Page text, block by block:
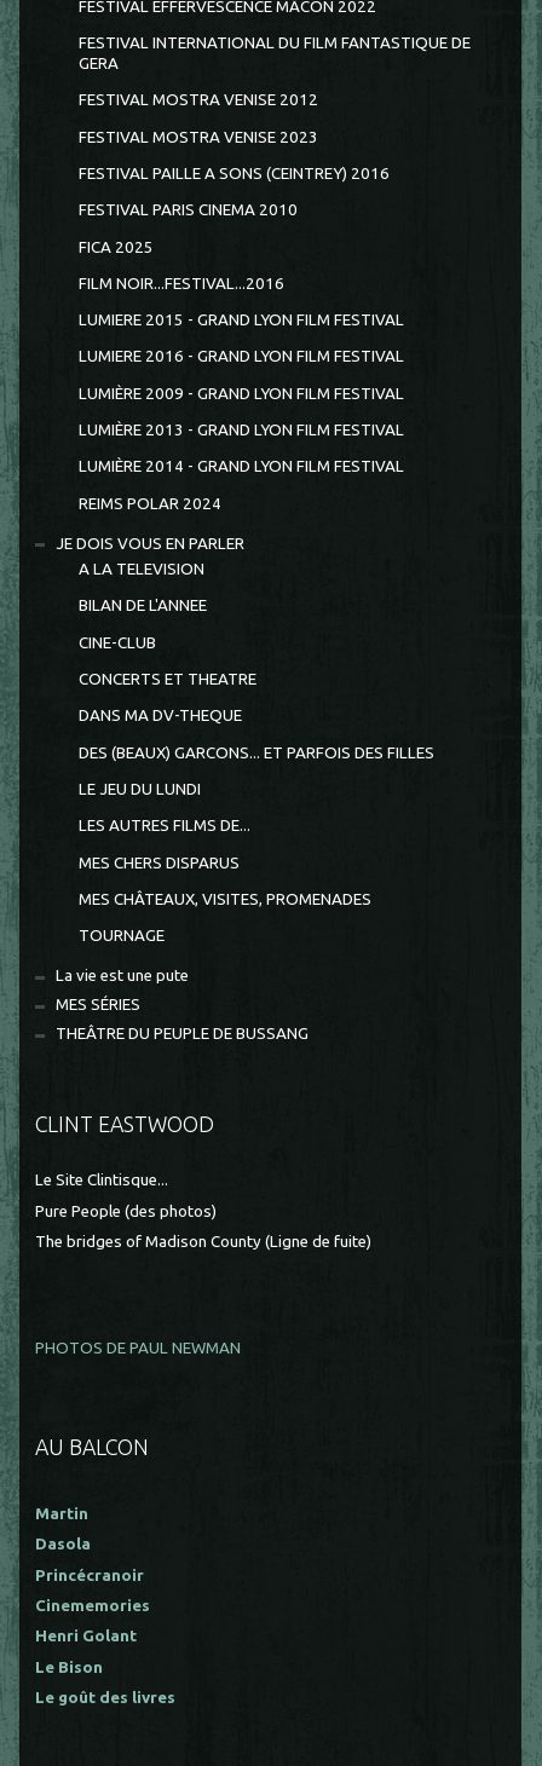
FESTIVAL EFFERVESCENCE MÂCON 2022
FESTIVAL INTERNATIONAL DU FILM FANTASTIQUE DE
GERA
FESTIVAL MOSTRA VENISE 2012
FESTIVAL MOSTRA VENISE 2023
FESTIVAL PAILLE A SONS (CEINTREY) 2016
FESTIVAL PARIS CINEMA 2010
FICA 2025
FILM NOIR...FESTIVAL...2016
LUMIERE 2015 - GRAND LYON FILM FESTIVAL
LUMIERE 2016 - GRAND LYON FILM FESTIVAL
LUMIÈRE 2009 - GRAND LYON FILM FESTIVAL
LUMIÈRE 2013 - GRAND LYON FILM FESTIVAL
LUMIÈRE 2014 - GRAND LYON FILM FESTIVAL
REIMS POLAR 2024
JE DOIS VOUS EN PARLER
A LA TELEVISION
BILAN DE L'ANNEE
CINE-CLUB
CONCERTS ET THEATRE
DANS MA DV-THEQUE
DES (BEAUX) GARCONS... ET PARFOIS DES FILLES
LE JEU DU LUNDI
LES AUTRES FILMS DE...
MES CHERS DISPARUS
MES CHÂTEAUX, VISITES, PROMENADES
TOURNAGE
La vie est une pute
MES SÉRIES
THEÂTRE DU PEUPLE DE BUSSANG
CLINT EASTWOOD
Le Site Clintisque...
Pure People (des photos)
The bridges of Madison County (Ligne de fuite)
PHOTOS DE PAUL NEWMAN
AU BALCON
Martin
Dasola
Princécranoir
Cinememories
Henri Golant
Le Bison
Le goût des livres